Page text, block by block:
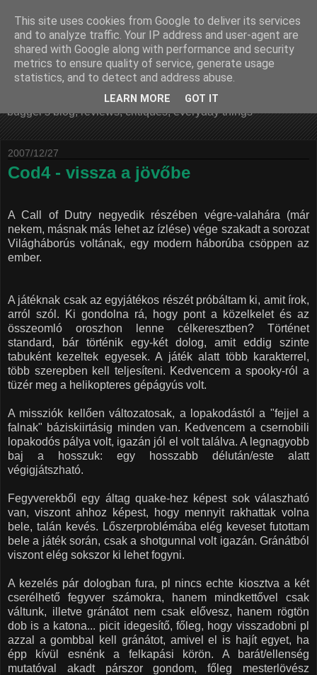
bugger's bugging blog
bugger's blog, reviews, critiques, everyday things
2007/12/27
Cod4 - vissza a jövőbe
A Call of Dutry negyedik részében végre-valahára (már
nekem, másnak más lehet az ízlése) vége szakadt a sorozat
Világháborús voltának, egy modern háborúba csöppen az
ember.
A játéknak csak az egyjátékos részét próbáltam ki, amit írok,
arról szól. Ki gondolna rá, hogy pont a közelkelet és az
összeomló oroszhon lenne célkeresztben? Történet
standard, bár történik egy-két dolog, amit eddig szinte
tabuként kezeltek egyesek. A játék alatt több karakterrel,
több szerepben kell teljesíteni. Kedvencem a spooky-ról a
tüzér meg a helikopteres gépágyús volt.
A missziók kellően változatosak, a lopakodástól a "fejjel a
falnak" báziskiirtásig minden van. Kedvencem a csernobili
lopakodós pálya volt, igazán jól el volt találva. A legnagyobb
baj a hosszuk: egy hosszabb délután/este alatt
végigjátszható.
Fegyverekből egy áltag quake-hez képest sok válaszható
van, viszont ahhoz képest, hogy mennyit rakhattak volna
bele, talán kevés. Lőszerproblémába elég keveset futottam
bele a játék során, csak a shotgunnal volt igazán. Gránátból
viszont elég sokszor ki lehet fogyni.
A kezelés pár dologban fura, pl nincs echte kiosztva a két
cserélhető fegyver számokra, hanem mindkettővel csak
váltunk, illetve gránátot nem csak elővesz, hanem rögtön
dob is a katona... picit idegesítő, főleg, hogy visszadobni pl
azzal a gombbal kell gránátot, amivel el is hajít egyet, ha
épp kívül esnénk a felkapási körön. A barát/ellenség
mutatóval akadt párszor gondom, főleg mesterlövész
This site uses cookies from Google to deliver its services
and to analyze traffic. Your IP address and user-agent are
shared with Google along with performance and security
metrics to ensure quality of service, generate usage
statistics, and to detect and address abuse.
LEARN MORE GOT IT